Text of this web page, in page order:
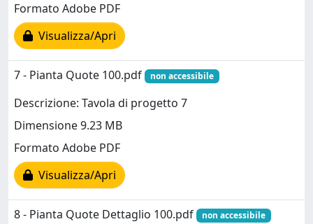
Formato Adobe PDF
Visualizza/Apri
7 - Pianta Quote 100.pdf non accessibile
Descrizione: Tavola di progetto 7
Dimensione 9.23 MB
Formato Adobe PDF
Visualizza/Apri
8 - Pianta Quote Dettaglio 100.pdf non accessibile